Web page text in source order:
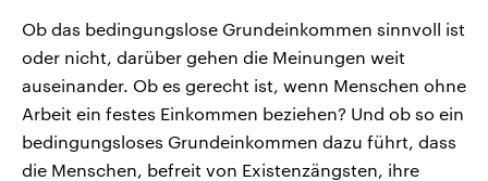
Ob das bedingungslose Grundeinkommen sinnvoll ist
oder nicht, darüber gehen die Meinungen weit
auseinander. Ob es gerecht ist, wenn Menschen ohne
Arbeit ein festes Einkommen beziehen? Und ob so ein
bedingungsloses Grundeinkommen dazu führt, dass
die Menschen, befreit von Existenzängsten, ihre